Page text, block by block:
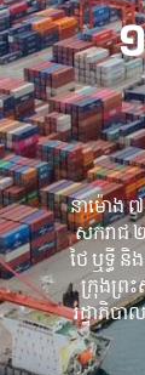
នាម៉ោង ៧
សករាជ
ថៃ ឬទ្ធី
ក្រុងព្រ
រដ្ឋាភិប